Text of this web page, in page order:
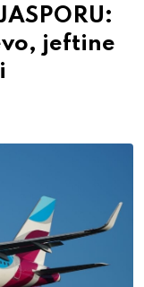
jeftine